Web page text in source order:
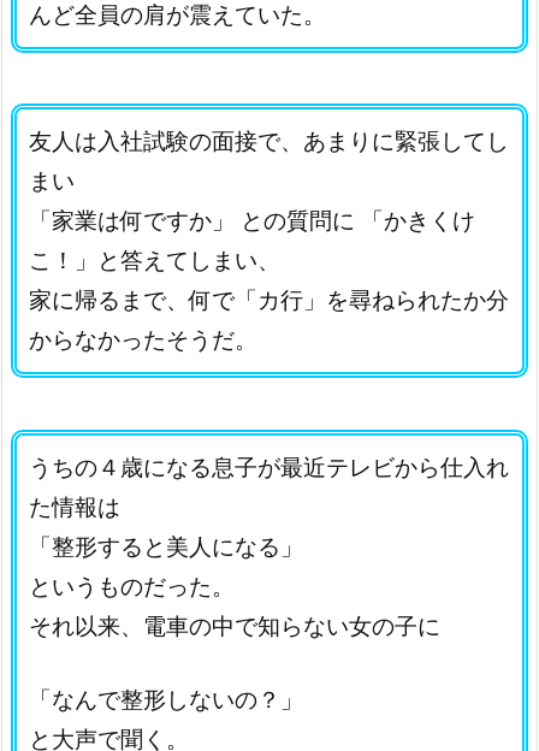
んど全員の肩が震えていた。
友人は入社試験の面接で、あまりに緊張してし
まい
「家業は何ですか」 との質問に 「かきくけ
こ！」と答えてしまい、
家に帰るまで、何で「カ行」を尋ねられたか分
からなかったそうだ。
うちの４歳になる息子が最近テレビから仕入れ
た情報は
「整形すると美人になる」
というものだった。
それ以来、電車の中で知らない女の子に
「なんで整形しないの？」
と大声で聞く。